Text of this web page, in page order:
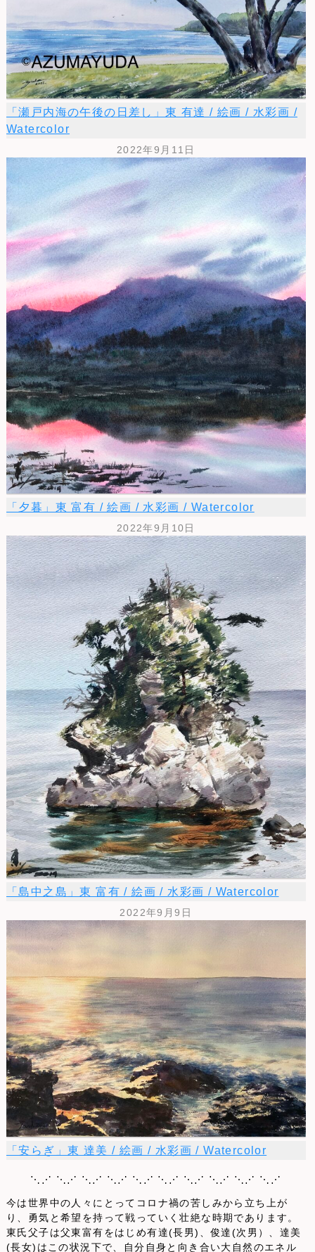
「瀬戸内海の午後の日差し」東 有達 / 絵画 / 水彩画 /
Watercolor
2022年9月11日
「夕暮」東 富有 / 絵画 / 水彩画 / Watercolor
2022年9月10日
「島中之島」東 富有 / 絵画 / 水彩画 / Watercolor
2022年9月9日
「安らぎ」東 達美 / 絵画 / 水彩画 / Watercolor
⋱⋰ ⋱⋰ ⋱⋰ ⋱⋰ ⋱⋰ ⋱⋰ ⋱⋰ ⋱⋰ ⋱⋰ ⋱⋰
今は世界中の人々にとってコロナ禍の苦しみから立ち上が
り、勇気と希望を持って戦っていく壮絶な時期であります。
東氏父子は父東富有をはじめ有達(長男)、俊達(次男）、達美
(長女)はこの状況下で、自分自身と向き合い大自然のエネル